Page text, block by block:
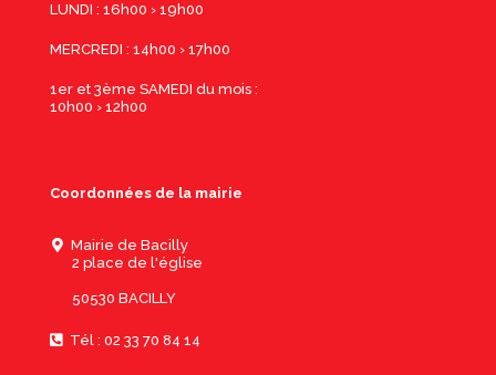
LUNDI : 16h00 › 19h00
MERCREDI : 14h00 › 17h00
1er et 3ème SAMEDI du mois :
10h00 › 12h00
Coordonnées de la mairie
Mairie de Bacilly
2 place de l'église
50530 BACILLY
Tél : 02 33 70 84 14